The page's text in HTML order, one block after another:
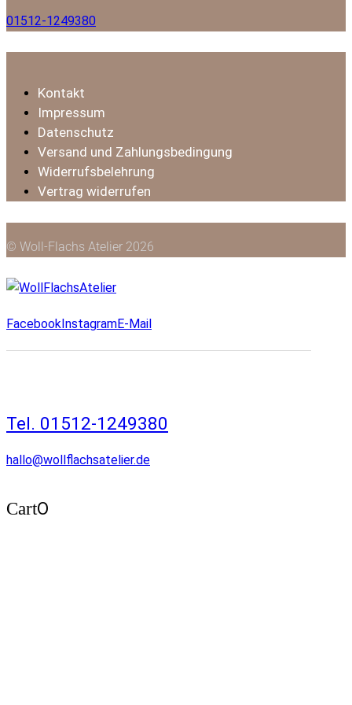
01512-1249380
Kontakt
Impressum
Datenschutz
Versand und Zahlungsbedingung
Widerrufsbelehrung
Vertrag widerrufen
© Woll-Flachs Atelier 2026
FacebookInstagramE-Mail
Tel. 01512-1249380
hallo@wollflachsatelier.de
Cart0